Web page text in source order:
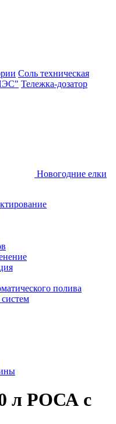
Соль техническая
Тележка-дозатор
Новогодние елки
полива
л РОСА с